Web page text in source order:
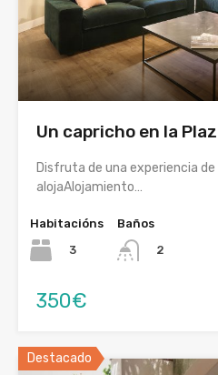
Un capricho en la
Disfruta de una experiencia
alojaAlojamiento…
Habitacións
3
Baños
2
350€
Destacado